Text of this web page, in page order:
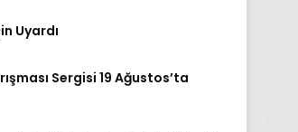
Uyardı
Sergisi 19 Ağustos’ta